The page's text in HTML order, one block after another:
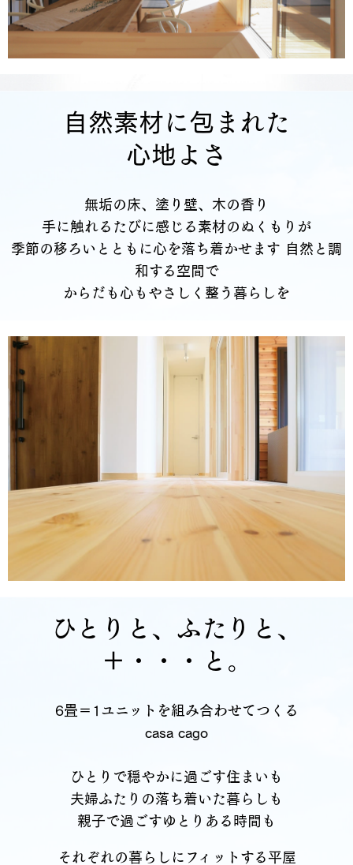
自然素材に包まれた
心地よさ
無垢の床、塗り壁、木の香り
手に触れるたびに感じる素材のぬくもりが
季節の移ろいとともに心を落ち着かせます 自然と調
和する空間で
からだも心もやさしく整う暮らしを
ひとりと、ふたりと、
＋・・・と。
6畳＝1ユニットを組み合わせてつくる
casa cago
ひとりで穏やかに過ごす住まいも
夫婦ふたりの落ち着いた暮らしも
親子で過ごすゆとりある時間も
それぞれの暮らしにフィットする平屋